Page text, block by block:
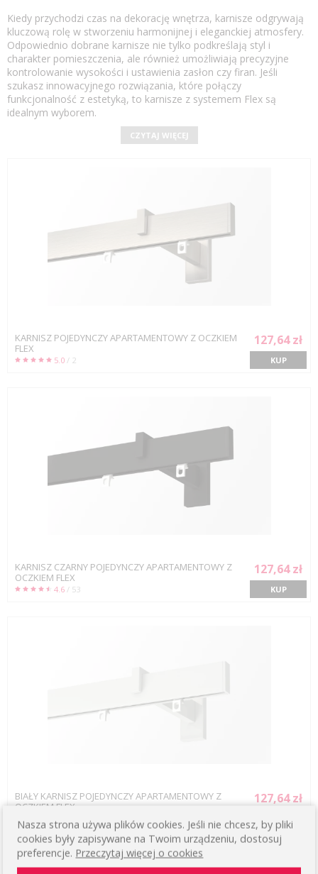
Kiedy przychodzi czas na dekorację wnętrza, karnisze odgrywają
kluczową rolę w stworzeniu harmonijnej i eleganckiej atmosfery.
Odpowiednio dobrane karnisze nie tylko podkreślają styl i
charakter pomieszczenia, ale również umożliwiają precyzyjne
kontrolowanie wysokości i ustawienia zasłon czy firan. Jeśli
szukasz innowacyjnego rozwiązania, które połączy
funkcjonalność z estetyką, to karnisze z systemem Flex są
idealnym wyborem.
CZYTAJ WIĘCEJ
KARNISZ POJEDYNCZY APARTAMENTOWY Z OCZKIEM
FLEX
5.0 / 2
127,64 zł
KUP
KARNISZ CZARNY POJEDYNCZY APARTAMENTOWY Z
OCZKIEM FLEX
4.6 / 53
127,64 zł
KUP
BIAŁY KARNISZ POJEDYNCZY APARTAMENTOWY Z
OCZKIEM FLEX
127,64 zł
KUP
Nasza strona używa plików cookies. Jeśli nie chcesz, by pliki
cookies były zapisywane na Twoim urządzeniu, dostosuj
preferencje. Przeczytaj więcej o cookies